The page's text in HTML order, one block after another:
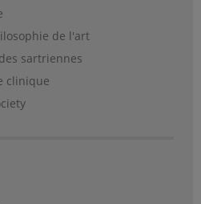
de l'art
sartriennes
clinique